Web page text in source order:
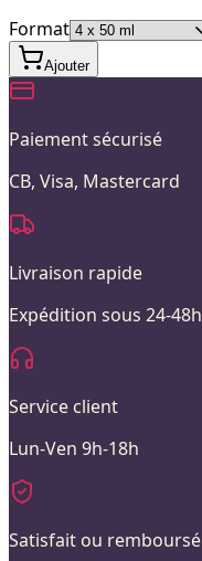
Format
Ajouter
Paiement sécurisé
CB, Visa, Mastercard
Livraison rapide
Expédition sous 24-48h
Service client
Lun-Ven 9h-18h
Satisfait ou remboursé